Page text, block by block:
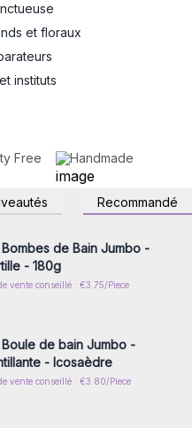
et floraux
instituts
Free Handmade
Recommandé
Connectez-vous ou inscrivez-
vous pour accéder aux prix de
gros
de Bain Jumbo -
- 180g
vente conseillé : €3.75/Piece
Connectez-vous ou inscrivez-
de bain Jumbo -
- Icosaèdre
vente conseillé : €3.80/Piece
Connectez-vous ou inscrivez-